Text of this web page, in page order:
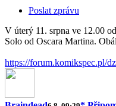
Poslat zprávu
V úterý 11. srpna ve 12.00
Solo od Oscara Martina.
https://forum.komikspec.pl/